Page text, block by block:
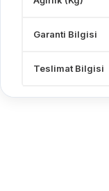
Garanti Bilgisi
Teslimat Bilgisi